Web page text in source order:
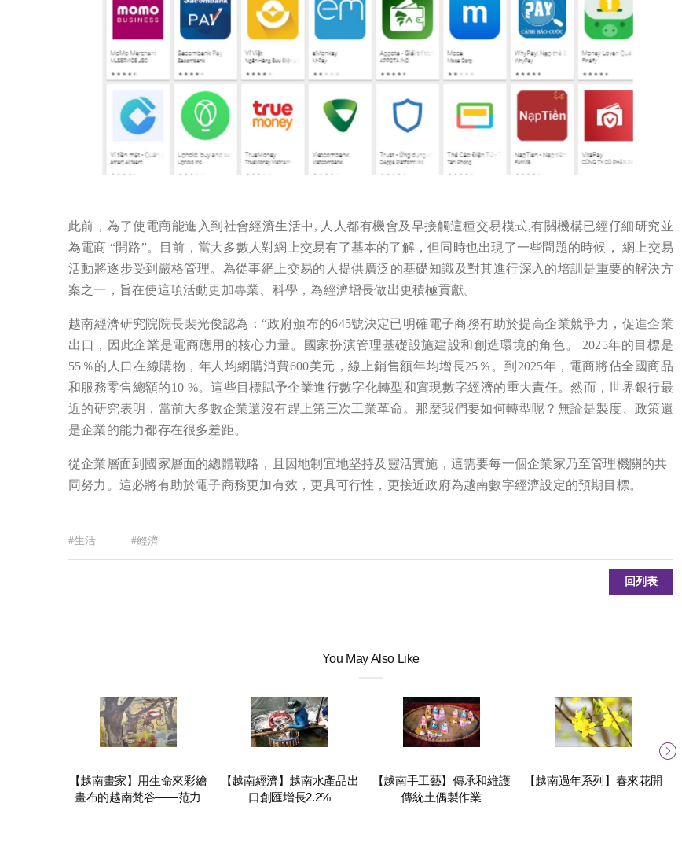
此前，為了使電商能進入到社會經濟生活中, 人人都有機會及早接觸這種交易模式,有關機構已經仔細研究並
為電商 “開路”。目前，當大多數人對網上交易有了基本的了解，但同時也出現了一些問題的時候， 網上交易
活動將逐步受到嚴格管理。為從事網上交易的人提供廣泛的基礎知識及對其進行深入的培訓是重要的解決方
案之一，旨在使這項活動更加專業、科學，為經濟增長做出更積極貢獻。
越南經濟研究院院長裴光俊認為：“政府頒布的645號決定已明確電子商務有助於提高企業競爭力，促進企業
出口，因此企業是電商應用的核心力量。國家扮演管理基礎設施建設和創造環境的角色。 2025年的目標是
55％的人口在線購物，年人均網購消費600美元，線上銷售額年均增長25％。到2025年，電商將佔全國商品
和服務零售總額的10 %。這些目標賦予企業進行數字化轉型和實現數字經濟的重大責任。然而，世界銀行最
近的研究表明，當前大多數企業還沒有趕上第三次工業革命。那麼我們要如何轉型呢？無論是製度、政策還
是企業的能力都存在很多差距。
從企業層面到國家層面的總體戰略，且因地制宜地堅持及靈活實施，這需要每一個企業家乃至管理機關的共
同努力。這必將有助於電子商務更加有效，更具可行性，更接近政府為越南數字經濟設定的預期目標。
#生活 #經濟
回列表
You May Also Like
【越南畫家】用生命來彩繪
畫布的越南梵谷——范力
【越南經濟】越南水產品出
口創匯增長2.2%
【越南手工藝】傳承和維護
傳統土偶製作業
【越南過年系列】春來花開